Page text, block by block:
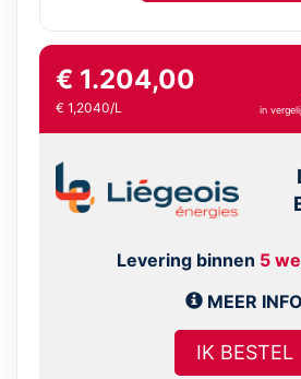
€ 1.204,00
€ 1,2040/L in
Levering binnen 5
MEER INFO
IK BESTEL